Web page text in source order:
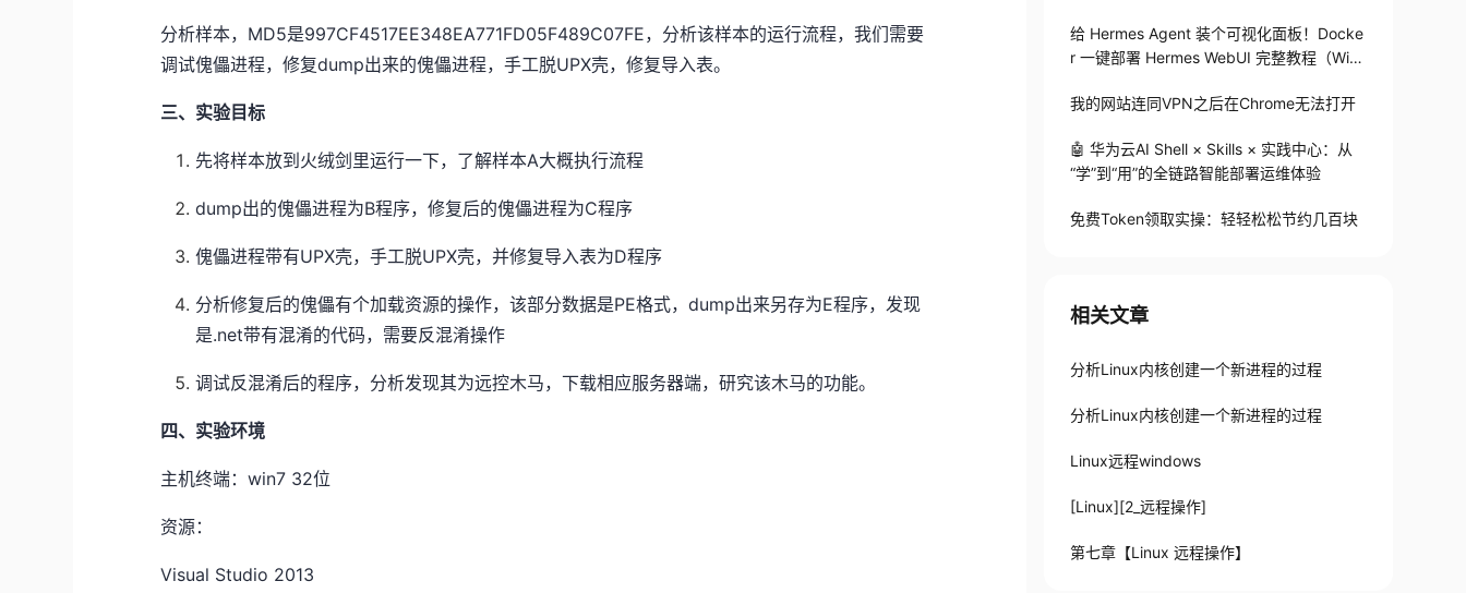
分析样本，MD5是997CF4517EE348EA771FD05F489C07FE，分析该样本的运行流程，我们需要
调试傀儡进程，修复dump出来的傀儡进程，手工脱UPX壳，修复导入表。
三、实验目标
先将样本放到火绒剑里运行一下，了解样本A大概执行流程
dump出的傀儡进程为B程序，修复后的傀儡进程为C程序
傀儡进程带有UPX壳，手工脱UPX壳，并修复导入表为D程序
分析修复后的傀儡有个加载资源的操作，该部分数据是PE格式，dump出来另存为E程序，发现
是.net带有混淆的代码，需要反混淆操作
调试反混淆后的程序，分析发现其为远控木马，下载相应服务器端，研究该木马的功能。
四、实验环境
主机终端：win7 32位
资源：
Visual Studio 2013
给 Hermes Agent 装个可视化面板！Docke
r 一键部署 Hermes WebUI 完整教程（Win
我的网站连同VPN之后在Chrome无法打开
🤖 华为云AI Shell × Skills × 实践中心：从
“学”到“用”的全链路智能部署运维体验
免费Token领取实操：轻轻松松节约几百块
相关文章
分析Linux内核创建一个新进程的过程
分析Linux内核创建一个新进程的过程
Linux远程windows
[Linux][2_远程操作]
第七章【Linux 远程操作】